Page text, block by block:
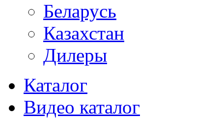
Беларусь
Казахстан
Дилеры
Каталог
Видео каталог